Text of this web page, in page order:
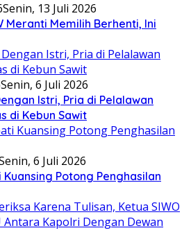
Senin, 13 Juli 2026
Meranti Memilih Berhenti, Ini
Senin, 6 Juli 2026
Istri, Pria di Pelalawan
di Kebun Sawit
6 Juli 2026
Kuansing Potong Penghasilan